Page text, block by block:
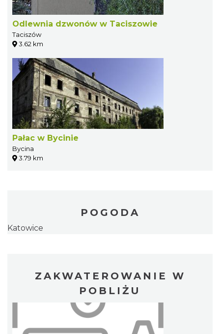
Odlewnia dzwonów w Taciszowie
Taciszów
3.62 km
Pałac w Bycinie
Bycina
3.79 km
POGODA
Katowice
ZAKWATEROWANIE W
POBLIŻU